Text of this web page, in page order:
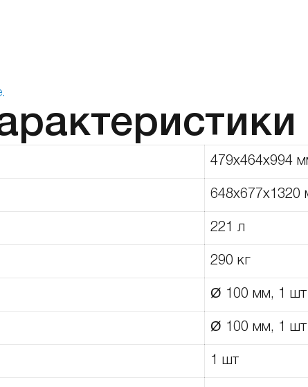
479х464х994
648х677х1320
221 л
290 кг
Ø 100 мм, 1 шт
Ø 100 мм, 1 шт
1 шт